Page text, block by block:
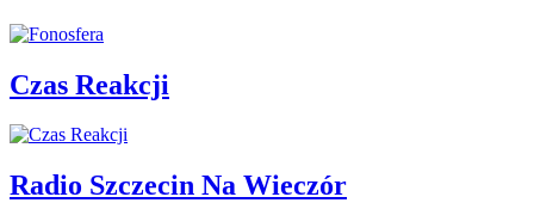
Czas Reakcji
Radio Szczecin Na Wieczór